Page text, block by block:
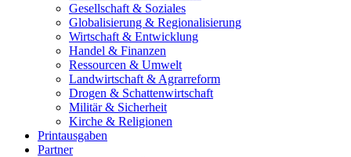
Gesellschaft & Soziales
Globalisierung & Regionalisierung
Wirtschaft & Entwicklung
Handel & Finanzen
Ressourcen & Umwelt
Landwirtschaft & Agrarreform
Drogen & Schattenwirtschaft
Militär & Sicherheit
Kirche & Religionen
Printausgaben
Partner